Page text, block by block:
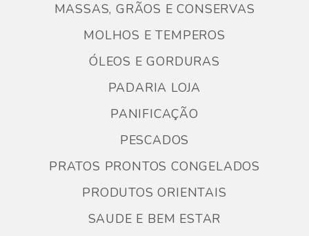
MASSAS, GRÃOS E CONSERVAS
MOLHOS E TEMPEROS
ÓLEOS E GORDURAS
PADARIA LOJA
PANIFICAÇÃO
PESCADOS
PRATOS PRONTOS CONGELADOS
PRODUTOS ORIENTAIS
SAUDE E BEM ESTAR